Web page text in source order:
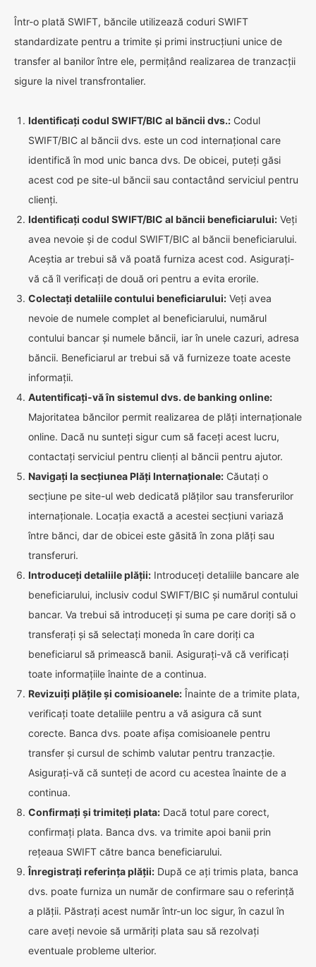
Într-o plată SWIFT, băncile utilizează coduri SWIFT
standardizate pentru a trimite și primi instrucțiuni unice de
transfer al banilor între ele, permițând realizarea de tranzacții
sigure la nivel transfrontalier.
Identificați codul SWIFT/BIC al băncii dvs.: Codul
SWIFT/BIC al băncii dvs. este un cod internațional care
identifică în mod unic banca dvs. De obicei, puteți găsi
acest cod pe site-ul băncii sau contactând serviciul pentru
clienți.
Identificați codul SWIFT/BIC al băncii beneficiarului: Veți
avea nevoie și de codul SWIFT/BIC al băncii beneficiarului.
Aceștia ar trebui să vă poată furniza acest cod. Asigurați-
vă că îl verificați de două ori pentru a evita erorile.
Colectați detaliile contului beneficiarului: Veți avea
nevoie de numele complet al beneficiarului, numărul
contului bancar și numele băncii, iar în unele cazuri, adresa
băncii. Beneficiarul ar trebui să vă furnizeze toate aceste
informații.
Autentificați-vă în sistemul dvs. de banking online:
Majoritatea băncilor permit realizarea de plăți internaționale
online. Dacă nu sunteți sigur cum să faceți acest lucru,
contactați serviciul pentru clienți al băncii pentru ajutor.
Navigați la secțiunea Plăți Internaționale: Căutați o
secțiune pe site-ul web dedicată plăților sau transferurilor
internaționale. Locația exactă a acestei secțiuni variază
între bănci, dar de obicei este găsită în zona plăți sau
transferuri.
Introduceți detaliile plății: Introduceți detaliile bancare ale
beneficiarului, inclusiv codul SWIFT/BIC și numărul contului
bancar. Va trebui să introduceți și suma pe care doriți să o
transferați și să selectați moneda în care doriți ca
beneficiarul să primească banii. Asigurați-vă că verificați
toate informațiile înainte de a continua.
Revizuiți plățile și comisioanele: Înainte de a trimite plata,
verificați toate detaliile pentru a vă asigura că sunt
corecte. Banca dvs. poate afișa comisioanele pentru
transfer și cursul de schimb valutar pentru tranzacție.
Asigurați-vă că sunteți de acord cu acestea înainte de a
continua.
Confirmați și trimiteți plata: Dacă totul pare corect,
confirmați plata. Banca dvs. va trimite apoi banii prin
rețeaua SWIFT către banca beneficiarului.
Înregistrați referința plății: După ce ați trimis plata, banca
dvs. poate furniza un număr de confirmare sau o referință
a plății. Păstrați acest număr într-un loc sigur, în cazul în
care aveți nevoie să urmăriți plata sau să rezolvați
eventuale probleme ulterior.